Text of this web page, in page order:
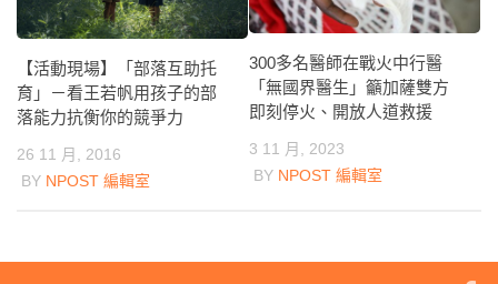
【活動現場】「部落互助托
育」－看王若帆用孩子的部
落能力抗衡你的競爭力
26 11 月, 2016
BY NPOST 編輯室
300多名醫師在戰火中行醫
「無國界醫生」籲加薩雙方
即刻停火、開放人道救援
3 11 月, 2023
BY NPOST 編輯室